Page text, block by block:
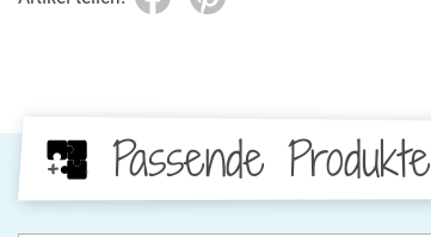
Passende Produkte